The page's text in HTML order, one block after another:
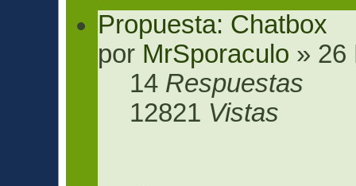
Propuesta: Chatbox
por MrSporaculo » 26
14 Respuestas
12821 Vistas